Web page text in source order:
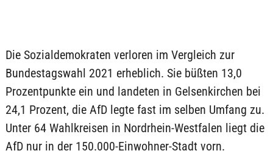
Die Sozialdemokraten verloren im Vergleich zur
Bundestagswahl 2021 erheblich. Sie büßten 13,0
Prozentpunkte ein und landeten in Gelsenkirchen bei
24,1 Prozent, die AfD legte fast im selben Umfang zu.
Unter 64 Wahlkreisen in Nordrhein-Westfalen liegt die
AfD nur in der 150.000-Einwohner-Stadt vorn.